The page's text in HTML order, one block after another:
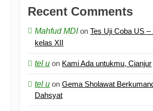
Recent Comments
Mahfud MDIonTes Uji Coba US –
kelas XII
tel u on Kami Ada untukmu, Cianjur
tel u onGema Sholawat
Dahsyat